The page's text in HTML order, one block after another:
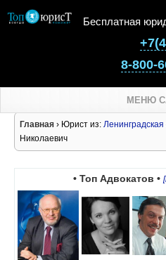
Бесплатная
8-800-
МЕНЮ
Главная › Юрист из: Ленинградская
Николаевич
• Топ Адвокатов •